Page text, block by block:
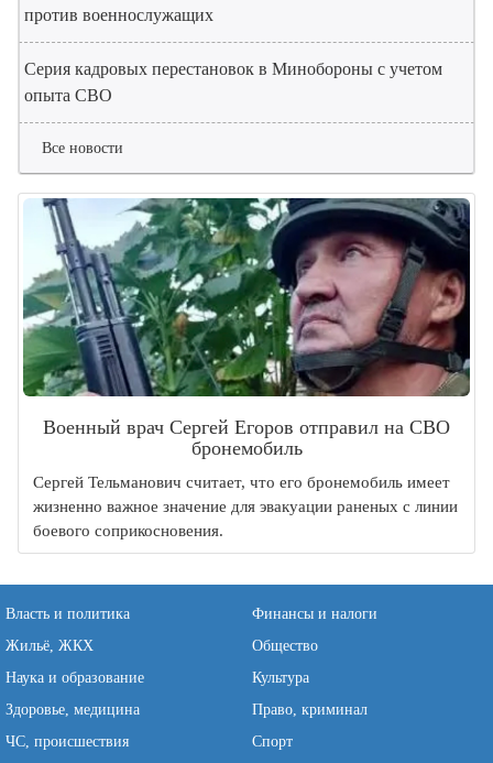
против военнослужащих
Серия кадровых перестановок в Минобороны с учетом
опыта СВО
Все новости
Военный врач Сергей Егоров отправил на СВО
бронемобиль
Сергей Тельманович считает, что его бронемобиль имеет
жизненно важное значение для эвакуации раненых с линии
боевого соприкосновения.
Власть и политика
Финансы и налоги
Жильё, ЖКХ
Общество
Наука и образование
Культура
Здоровье, медицина
Право, криминал
ЧС, происшествия
Спорт